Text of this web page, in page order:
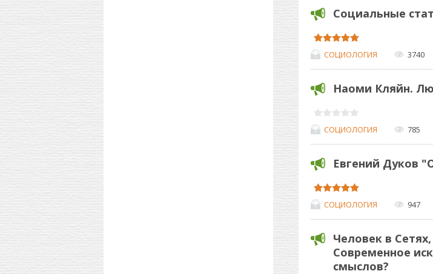
Социальные
СОЦИОЛОГИЯ 3740
Наоми Кляйн.
СОЦИОЛОГИЯ 785
Евгений Дуков
СОЦИОЛОГИЯ 947
Человек в
Современное
смыслов?